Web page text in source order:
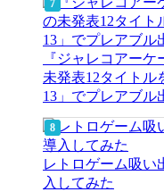
『ジャレコアー
未発表12タイトル
13」でプレアブル
レトロゲーム吸い
入してみた